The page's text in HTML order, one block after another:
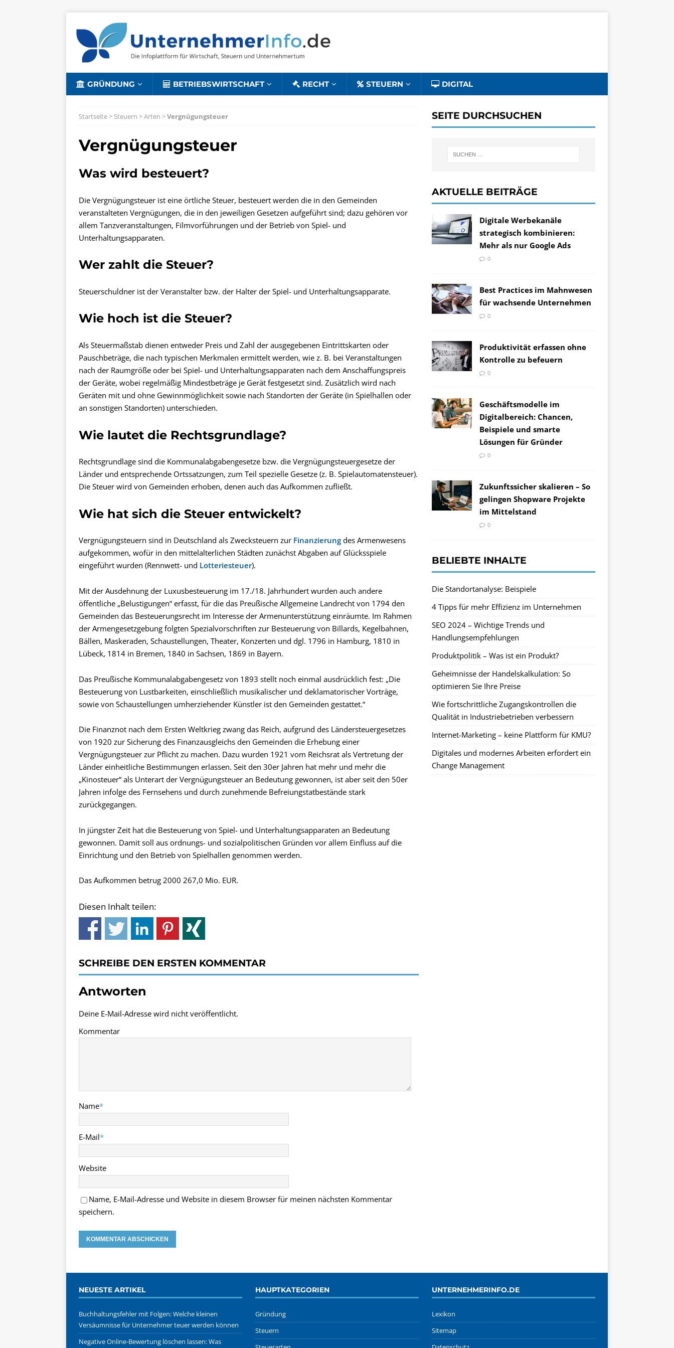
GRÜNDUNG BETRIEBSWIRTSCHAFT RECHT STEUERN DIGITAL
Startseite> Steuern >Arten >Vergnügungsteuer
Vergnügungsteuer
Was wird besteuert?
Die Vergnügungsteuer ist eine örtliche Steuer, besteuert werden die in den Gemeinden
veranstalteten Vergnügungen, die in den jeweiligen Gesetzen aufgeführt sind; dazu gehören vor
allem Tanzveranstaltungen, Filmvorführungen und der Betrieb von Spiel- und
Unterhaltungsapparaten.
Wer zahlt die Steuer?
Steuerschuldner ist der Veranstalter bzw. der Halter der Spiel- und Unterhaltungsapparate.
Wie hoch ist die Steuer?
Als Steuermaßstab dienen entweder Preis und Zahl der ausgegebenen Eintrittskarten oder
Pauschbeträge, die nach typischen Merkmalen ermittelt werden, wie z. B. bei Veranstaltungen
nach der Raumgröße oder bei Spiel- und Unterhaltungsapparaten nach dem Anschaffungspreis
der Geräte, wobei regelmäßig Mindestbeträge je Gerät festgesetzt sind. Zusätzlich wird nach
Geräten mit und ohne Gewinnmöglichkeit sowie nach Standorten der Geräte (in Spielhallen oder
an sonstigen Standorten) unterschieden.
Wie lautet die Rechtsgrundlage?
Rechtsgrundlage sind die Kommunalabgabengesetze bzw. die Vergnügungsteuergesetze der
Länder und entsprechende Ortssatzungen, zum Teil spezielle Gesetze (z. B. Spielautomatensteuer).
Die Steuer wird von Gemeinden erhoben, denen auch das Aufkommen zufließt.
Wie hat sich die Steuer entwickelt?
Vergnügungsteuern sind in Deutschland als Zwecksteuern zur Finanzierung des Armenwesens
aufgekommen, wofür in den mittelalterlichen Städten zunächst Abgaben auf Glücksspiele
eingeführt wurden (Rennwett- und Lotteriesteuer).
Mit der Ausdehnung der Luxusbesteuerung im 17./18. Jahrhundert wurden auch andere
öffentliche „Belustigungen“ erfasst, für die das Preußische Allgemeine Landrecht von 1794 den
Gemeinden das Besteuerungsrecht im Interesse der Armenunterstützung einräumte. Im Rahmen
der Armengesetzgebung folgten Spezialvorschriften zur Besteuerung von Billards, Kegelbahnen,
Bällen, Maskeraden, Schaustellungen, Theater, Konzerten und dgl. 1796 in Hamburg, 1810 in
Lübeck, 1814 in Bremen, 1840 in Sachsen, 1869 in Bayern.
Das Preußische Kommunalabgabengesetz von 1893 stellt noch einmal ausdrücklich fest: „Die
Besteuerung von Lustbarkeiten, einschließlich musikalischer und deklamatorischer Vorträge,
sowie von Schaustellungen umherziehender Künstler ist den Gemeinden gestattet.“
Die Finanznot nach dem Ersten Weltkrieg zwang das Reich, aufgrund des Ländersteuergesetzes
von 1920 zur Sicherung des Finanzausgleichs den Gemeinden die Erhebung einer
Vergnügungsteuer zur Pflicht zu machen. Dazu wurden 1921 vom Reichsrat als Vertretung der
Länder einheitliche Bestimmungen erlassen. Seit den 30er Jahren hat mehr und mehr die
„Kinosteuer“ als Unterart der Vergnügungsteuer an Bedeutung gewonnen, ist aber seit den 50er
Jahren infolge des Fernsehens und durch zunehmende Befreiungstatbestände stark
zurückgegangen.
In jüngster Zeit hat die Besteuerung von Spiel- und Unterhaltungsapparaten an Bedeutung
gewonnen. Damit soll aus ordnungs- und sozialpolitischen Gründen vor allem Einfluss auf die
Einrichtung und den Betrieb von Spielhallen genommen werden.
Das Aufkommen betrug 2000 267,0 Mio. EUR.
Diesen Inhalt teilen:
SCHREIBE DEN ERSTEN KOMMENTAR
Antworten
Deine E-Mail-Adresse wird nicht veröffentlicht.
Kommentar
Name*
E-Mail*
Website
Name, E-Mail-Adresse und Website in diesem Browser für meinen nächsten Kommentar
speichern.
SEITE DURCHSUCHEN
AKTUELLE BEITRÄGE
Digitale Werbekanäle
strategisch kombinieren:
Mehr als nur Google Ads
0
Best Practices im Mahnwesen
für wachsende Unternehmen
0
Produktivität erfassen ohne
Kontrolle zu befeuern
0
Geschäftsmodelle im
Digitalbereich: Chancen,
Beispiele und smarte
Lösungen für Gründer
0
Zukunftssicher skalieren – So
gelingen Shopware Projekte
im Mittelstand
0
BELIEBTE INHALTE
Die Standortanalyse: Beispiele
4 Tipps für mehr Effizienz im Unternehmen
SEO 2024 – Wichtige Trends und
Handlungsempfehlungen
Produktpolitik – Was ist ein Produkt?
Geheimnisse der Handelskalkulation: So
optimieren Sie Ihre Preise
Wie fortschrittliche Zugangskontrollen die
Qualität in Industriebetrieben verbessern
Internet-Marketing – keine Plattform für KMU?
Digitales und modernes Arbeiten erfordert ein
Change Management
NEUESTE ARTIKEL
Buchhaltungsfehler mit Folgen: Welche kleinen
Versäumnisse für Unternehmer teuer werden können
Negative Online-Bewertung löschen lassen: Was
HAUPTKATEGORIEN
Gründung
Steuern
UNTERNEHMERINFO.DE
Lexikon
Sitemap